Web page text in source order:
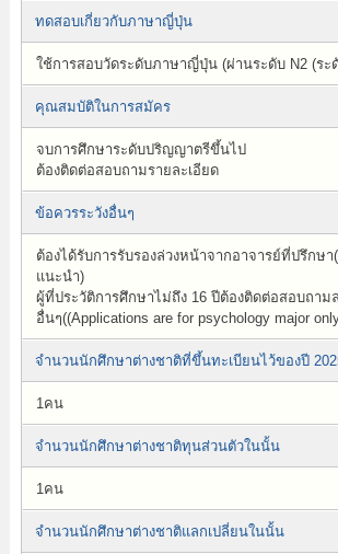
ทดสอบเกี่ยวกับภาษาญี่ปุ่น
ใช้การสอบวัดระดับภาษาญี่ปุ่น (ผ่านระดับ N2 (ระ
คุณสมบัติในการสมัคร
จบการศึกษาระดับปริญญาตรีขึ้นไป
ต้องติดต่อสอบถามรายละเอียด
ข้อควรระวังอื่นๆ
ต้องได้รับการรับรองล่วงหน้าจากอาจารย์ที่ปรึกษ
แนะนำ)
ผู้ที่ประวัติการศึกษาไม่ถึง 16 ปีต้องติดต่อสอบถาม
อื่นๆ((Applications are for psychology major
จำนวนนักศึกษาต่างชาติที่ขึ้นทะเบียนไว้ของปี
1คน
จำนวนนักศึกษาต่างชาติทุนส่วนตัวในนั้น
1คน
จำนวนนักศึกษาต่างชาติแลกเปลี่ยนในนั้น